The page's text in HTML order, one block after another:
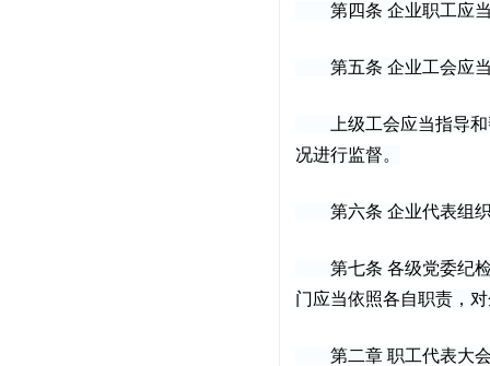
第四条 企业职工应当
第五条 企业工会应当
上级工会应当指导和
况进行监督。
第六条 企业代表组织
第七条 各级党委纪检
门应当依照各自职责，
第二章 职工代表大